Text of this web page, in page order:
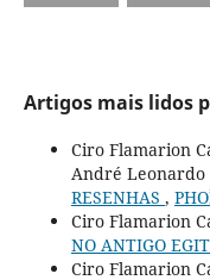
Artigos mais lidos
Ciro Flamarion
André Leonardo
RESENHAS ,
Ciro Flamarion
NO ANTIGO
Ciro Flamarion